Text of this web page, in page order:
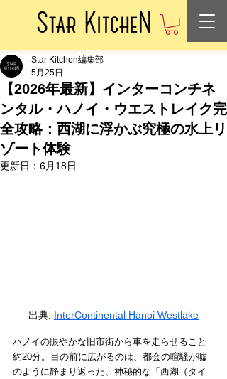
【2026年最新】インターコンチネ
ンタル・ハノイ・ウエストレイク完
全攻略：西湖に浮かぶ究極の水上リ
ゾート体験
Star Kitchen編集部
5月25日
更新日： 6月18日
出典: InterContinental Hanoi Westlake
ハノイの賑やかな旧市街から車を走らせること
約20分。目の前に広がるのは、都会の喧騒が嘘
のように静まり返った、神秘的な「西湖（タイ